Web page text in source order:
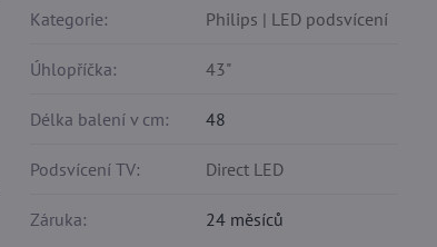
Kategorie: Philips | LED podsvícení
Úhlopříčka: 43"
Délka balení v cm: 48
Podsvícení TV: Direct LED
Záruka: 24 měsíců